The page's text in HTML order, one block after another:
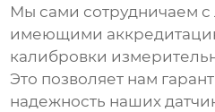
Мы сами сотрудничаем
имеющими
калибровки
Это позволяет нам
надежность наших